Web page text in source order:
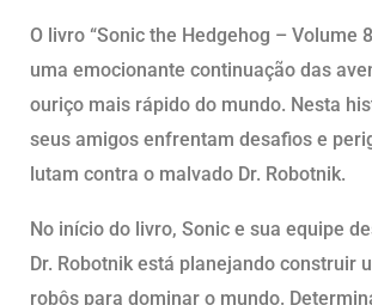
O livro “Sonic the Hedgehog – Volume
uma emocionante continuação das
ouriço mais rápido do mundo. Nesta
seus amigos enfrentam desafios e
lutam contra o malvado Dr. Robotnik.
No início do livro, Sonic e sua equipe
Dr. Robotnik está planejando construir
robôs para dominar o mundo.